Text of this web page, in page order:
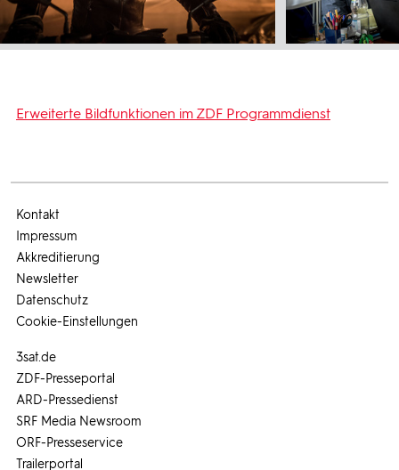
Erweiterte Bildfunktionen im ZDF Programmdienst
3sat.de
ZDF-Presseportal
ARD-Pressedienst
SRF Media Newsroom
ORF-Presseservice
Trailerportal
Kontakt
Impressum
Akkreditierung
Newsletter
Datenschutz
Cookie-Einstellungen